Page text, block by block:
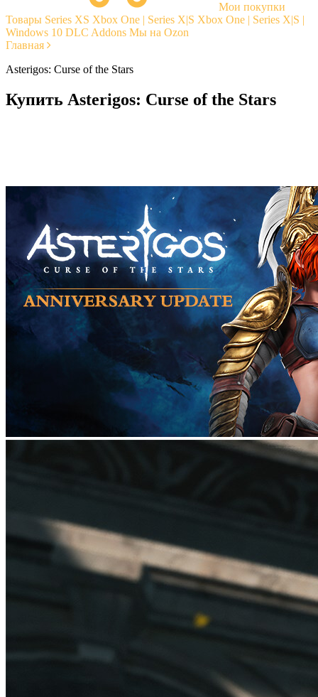
Мои покупки
Товары Series XS Xbox One | Series X|S Xbox One | Series X|S |
Windows 10 DLC Addons Мы на Ozon
Главная
Asterigos: Curse of the Stars
Купить Asterigos: Curse of the Stars